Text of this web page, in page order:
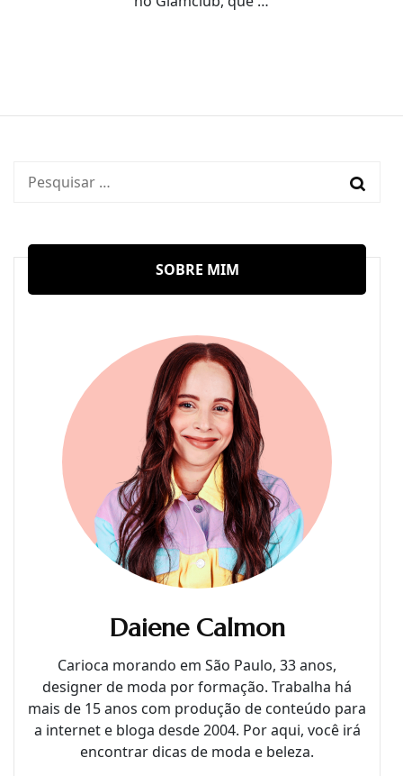
Pesquisar
SOBRE MIM
Daiene Calmon
Carioca morando em São Paulo, 33 anos,
designer de moda por formação. Trabalha há
mais de 15 anos com produção de conteúdo para
a internet e bloga desde 2004. Por aqui, você irá
encontrar dicas de moda e beleza.